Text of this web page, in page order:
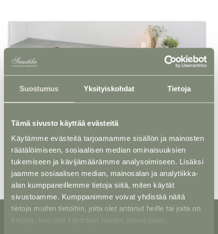
Suostumus Yksityiskohdat Tietoja
Tämä sivusto käyttää evästeitä
Käytämme evästeitä tarjoamamme sisällön ja mainosten
räätälöimiseen, sosiaalisen median ominaisuuksien
tukemiseen ja kävijämäärämme analysoimiseen. Lisäksi
jaamme sosiaalisen median, mainosalan ja analytiikka-
alan kumppaneillemme tietoja siitä, miten käytät
sivustoamme. Kumppanimme voivat yhdistää näitä
tietoja muihin tietoihin, joita olet antanut heille tai joita on
kerätty, kun olet käyttänyt heidän palvelujaan.
Arkku 24 - Tammi T-82